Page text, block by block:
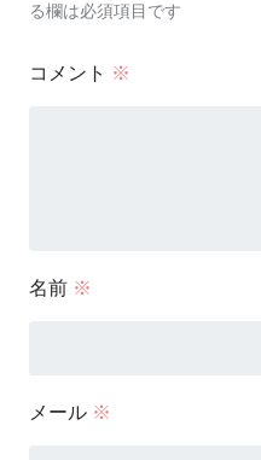
る欄は必須項目です
コメント ※
名前 ※
メール ※